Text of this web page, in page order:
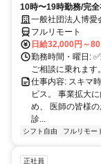
10時〜19時勤務/完
業務一般社団法人博愛
フルリモート
日給32,000円～
勤務時間・曜日:
ご相談に乗れます。
仕事内容: スキマ
ビス。 事業拡大
め、 医師の皆様
診...
シフト自由 フルリモー
正社員